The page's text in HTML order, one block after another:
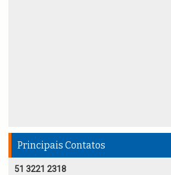
Principais Contatos
51 3221 2318